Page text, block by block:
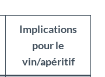
Implications
pour le
vin/apéritif